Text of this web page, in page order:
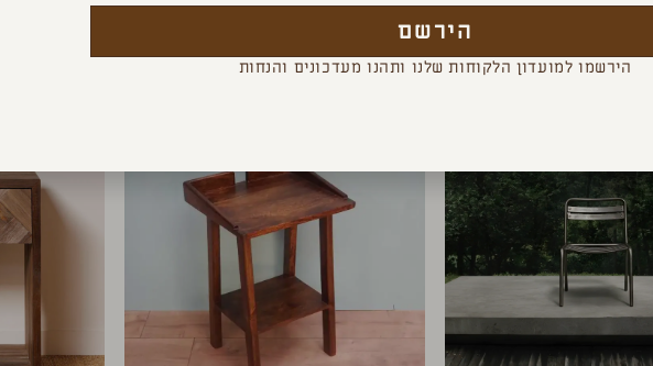
YOU MAY ALSO LIKE
הירשם
הירשמו למועדון הלקוחות שלנו ותהנו מעדכונים והנחות